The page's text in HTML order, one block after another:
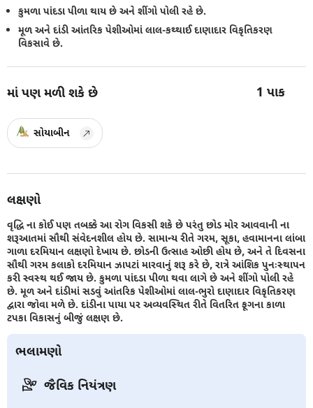
કુમળા પાંદડા પીળા થાય છે અને શીંગો પોલી રહે છે.
મૂળ અને દાંડી આંતરિક પેશીઓમાં લાલ-કથ્થાઈ દાણાદાર વિકૃતિકરણ
વિકસાવે છે.
માં પણ મળી શકે છે 1 પાક
સોયાબીન
લક્ષણો
વૃદ્ધિ ના કોઈ પણ તબક્કે આ રોગ વિકસી શકે છે પરંતુ છોડ મોર આવવાની ના
શરૂઆતમાં સૌથી સંવેદનશીલ હોય છે. સામાન્ય રીતે ગરમ, સૂકા, હવામાનના લાંબા
ગાળા દરમિયાન લક્ષણો દેખાય છે. છોડની ઉત્સાહ ઓછી હોય છે, અને તે દિવસના
સૌથી ગરમ કલાકો દરમિયાન ઝાપટાં મારવાનું શરૂ કરે છે, રાત્રે આંશિક પુનઃસ્થાપન
કરી સ્વસ્થ થઈ જાય છે. કુમળા પાંદડા પીળા થવા લાગે છે અને શીંગો પોલી રહે
છે. મૂળ અને દાંડીમાં સડવું આંતરિક પેશીઓમાં લાલ-ભુરો દાણાદાર વિકૃતિકરણ
દ્વારા જોવા મળે છે. દાંડીના પાયા પર અવ્યવસ્થિત રીતે વિતરિત ફૂગના કાળા
ટપકા વિકાસનું બીજું લક્ષણ છે.
ભલામણો
જૈવિક નિયંત્રણ